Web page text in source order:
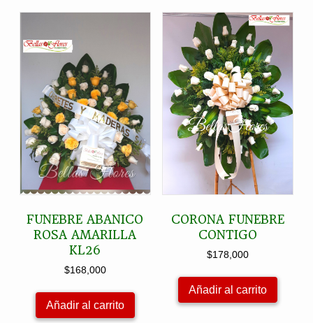
FUNEBRE ABANICO
ROSA AMARILLA
KL26
$168,000
Añadir al carrito
CORONA FUNEBRE
CONTIGO
$178,000
Añadir al carrito